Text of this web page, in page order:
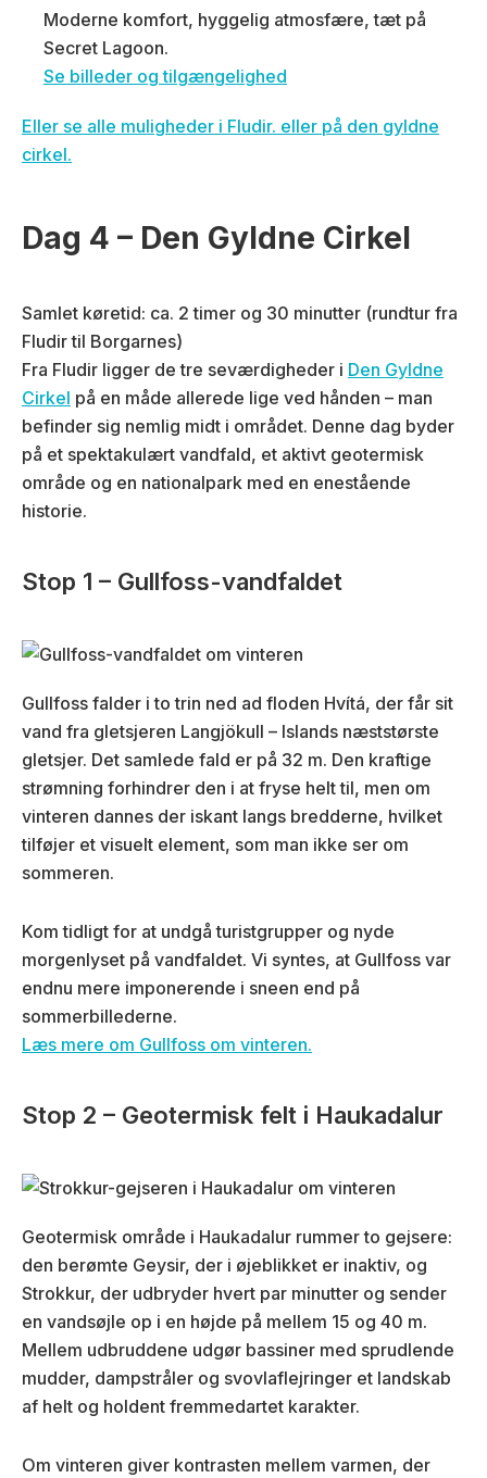
Moderne komfort, hyggelig atmosfære, tæt på
Secret Lagoon.
Se billeder og tilgængelighed
Eller se alle muligheder i Fludir. eller på den gyldne
cirkel.
Dag 4 – Den Gyldne Cirkel
Samlet køretid: ca. 2 timer og 30 minutter (rundtur fra
Fludir til Borgarnes)
Fra Fludir ligger de tre seværdigheder i Den Gyldne
Cirkel på en måde allerede lige ved hånden – man
befinder sig nemlig midt i området. Denne dag byder
på et spektakulært vandfald, et aktivt geotermisk
område og en nationalpark med en enestående
historie.
Stop 1 – Gullfoss-vandfaldet
Gullfoss falder i to trin ned ad floden Hvítá, der får sit
vand fra gletsjeren Langjökull – Islands næststørste
gletsjer. Det samlede fald er på 32 m. Den kraftige
strømning forhindrer den i at fryse helt til, men om
vinteren dannes der iskant langs bredderne, hvilket
tilføjer et visuelt element, som man ikke ser om
sommeren.
Kom tidligt for at undgå turistgrupper og nyde
morgenlyset på vandfaldet. Vi syntes, at Gullfoss var
endnu mere imponerende i sneen end på
sommerbillederne.
Læs mere om Gullfoss om vinteren.
Stop 2 – Geotermisk felt i Haukadalur
Geotermisk område i Haukadalur rummer to gejsere:
den berømte Geysir, der i øjeblikket er inaktiv, og
Strokkur, der udbryder hvert par minutter og sender
en vandsøjle op i en højde på mellem 15 og 40 m.
Mellem udbruddene udgør bassiner med sprudlende
mudder, dampstråler og svovlaflejringer et landskab
af helt og holdent fremmedartet karakter.
Om vinteren giver kontrasten mellem varmen, der